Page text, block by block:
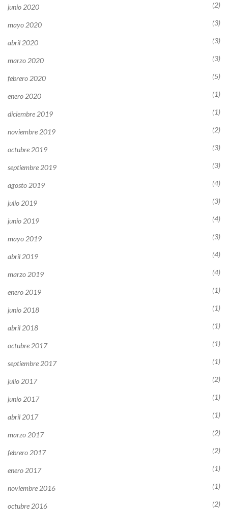
junio 2020 (2)
mayo 2020 (3)
abril 2020 (3)
marzo 2020 (3)
febrero 2020 (5)
enero 2020 (1)
diciembre 2019 (1)
noviembre 2019 (2)
octubre 2019 (3)
septiembre 2019 (3)
agosto 2019 (4)
julio 2019 (3)
junio 2019 (4)
mayo 2019 (3)
abril 2019 (4)
marzo 2019 (4)
enero 2019 (1)
junio 2018 (1)
abril 2018 (1)
octubre 2017 (1)
septiembre 2017 (1)
julio 2017 (2)
junio 2017 (1)
abril 2017 (1)
marzo 2017 (2)
febrero 2017 (2)
enero 2017 (1)
noviembre 2016 (1)
octubre 2016 (2)